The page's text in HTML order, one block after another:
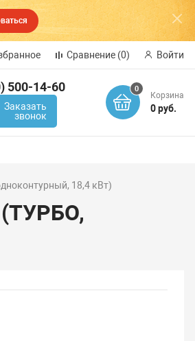
Сравнение (0) Войти
500-14-60
Заказать
звонок
0
Корзина
0 руб.
18,4 кВт)
(ТУРБО,